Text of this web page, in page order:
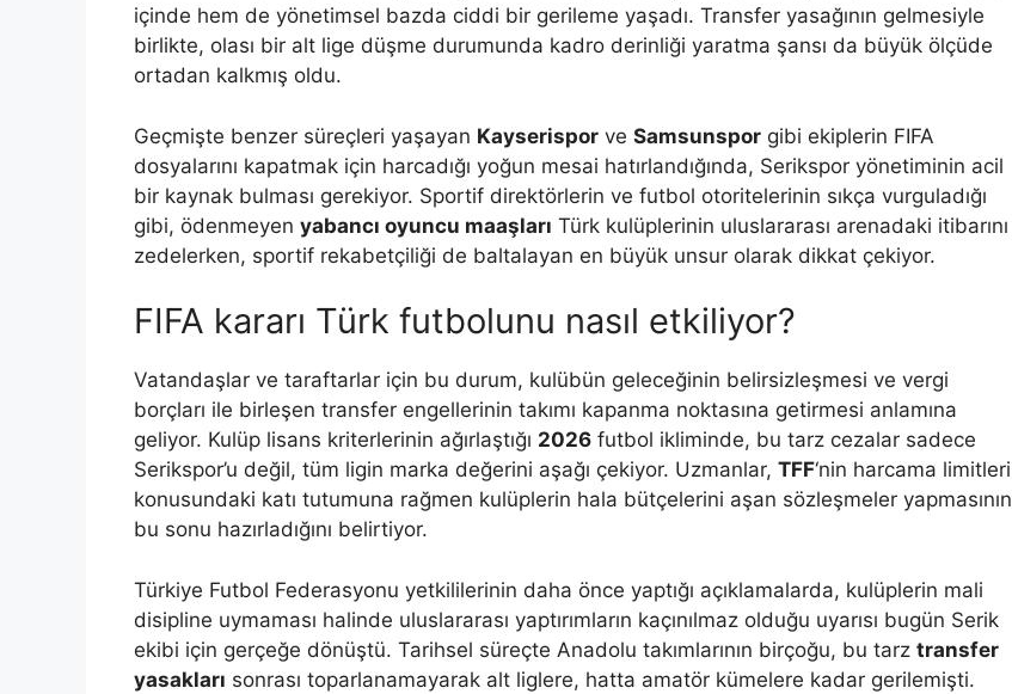
içinde hem de yönetimsel bazda ciddi bir gerileme yaşadı. Transfer yasağının gelmesiyle
birlikte, olası bir alt lige düşme durumunda kadro derinliği yaratma şansı da büyük ölçüde
ortadan kalkmış oldu.
Geçmişte benzer süreçleri yaşayan Kayserispor ve Samsunspor gibi ekiplerin FIFA
dosyalarını kapatmak için harcadığı yoğun mesai hatırlandığında, Serikspor yönetiminin acil
bir kaynak bulması gerekiyor. Sportif direktörlerin ve futbol otoritelerinin sıkça vurguladığı
gibi, ödenmeyen yabancı oyuncu maaşları Türk kulüplerinin uluslararası arenadaki itibarını
zedelerken, sportif rekabetçiliği de baltalayan en büyük unsur olarak dikkat çekiyor.
FIFA kararı Türk futbolunu nasıl etkiliyor?
Vatandaşlar ve taraftarlar için bu durum, kulübün geleceğinin belirsizleşmesi ve vergi
borçları ile birleşen transfer engellerinin takımı kapanma noktasına getirmesi anlamına
geliyor. Kulüp lisans kriterlerinin ağırlaştığı 2026 futbol ikliminde, bu tarz cezalar sadece
Serikspor’u değil, tüm ligin marka değerini aşağı çekiyor. Uzmanlar, TFF‘nin harcama limitleri
konusundaki katı tutumuna rağmen kulüplerin hala bütçelerini aşan sözleşmeler yapmasının
bu sonu hazırladığını belirtiyor.
Türkiye Futbol Federasyonu yetkililerinin daha önce yaptığı açıklamalarda, kulüplerin mali
disipline uymaması halinde uluslararası yaptırımların kaçınılmaz olduğu uyarısı bugün Serik
ekibi için gerçeğe dönüştü. Tarihsel süreçte Anadolu takımlarının birçoğu, bu tarz transfer
yasakları sonrası toparlanamayarak alt liglere, hatta amatör kümelere kadar gerilemişti.